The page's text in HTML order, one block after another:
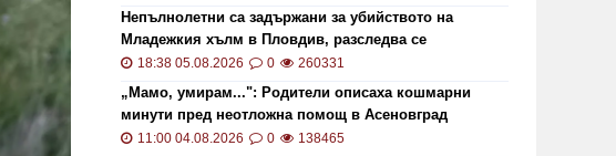
Непълнолетни са задържани за убийството на
Младежкия хълм в Пловдив, разследва се
хомофобски мотив
18:38 05.08.2026 0 260331
„Мамо, умирам...": Родители описаха кошмарни
минути пред неотложна помощ в Асеновград
11:00 04.08.2026 0 138465